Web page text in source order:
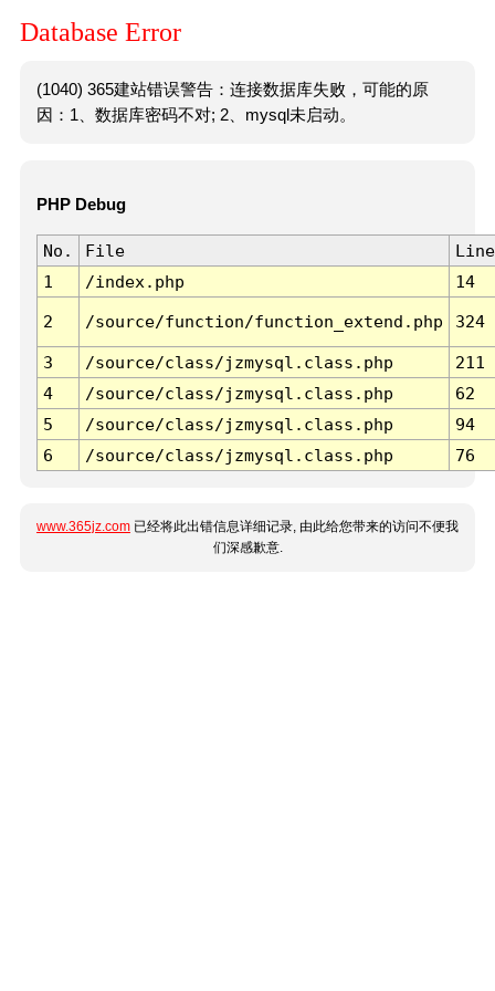
Database Error
(1040) 365建站错误警告：连接数据库失败，可能的原
因：1、数据库密码不对; 2、mysql未启动。
PHP Debug
No. File
Line
1
/index.php 14
2 /source/function/function_extend.php 324
3 /source/class/jzmysql.class.php
211
4
/source/class/jzmysql.class.php
62
5
/source/class/jzmysql.class.php
94
6
/source/class/jzmysql.class.php 76
www.365jz.com 已经将此出错信息详细记录, 由此给您带来的访问不便我
们深感歉意.